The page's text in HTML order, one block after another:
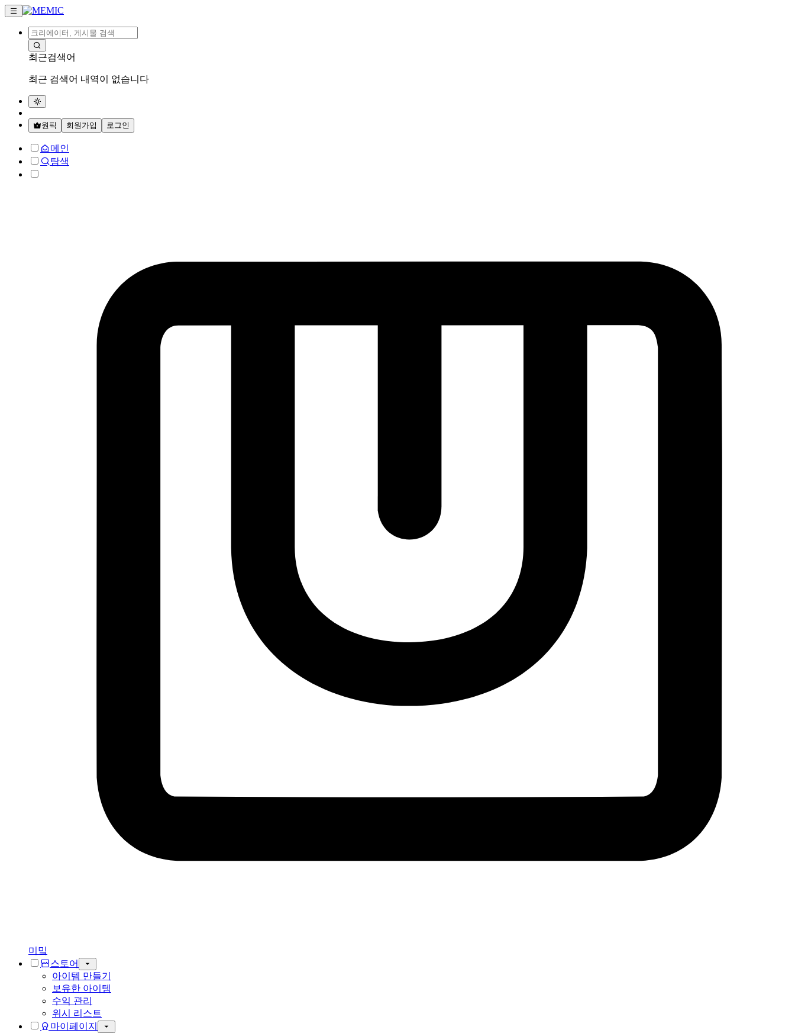
최근검색어
최근 검색어 내역이 없습니다
원픽 회원가입 로그인
메인
탐색
미밐
스토어
아이템 만들기
보유한 아이템
수익 관리
위시 리스트
마이페이지